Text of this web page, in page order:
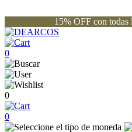
15% OFF con todas
0
0
0